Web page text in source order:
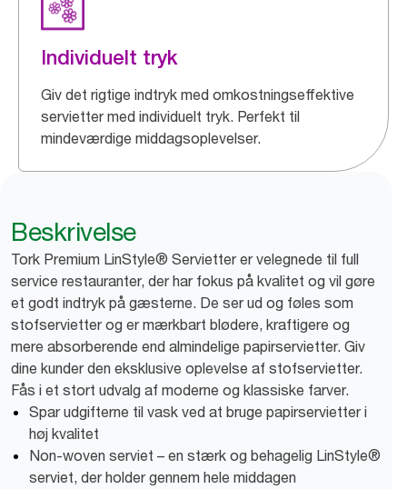
Individuelt tryk
Giv det rigtige indtryk med omkostningseffektive
servietter med individuelt tryk. Perfekt til
mindeværdige middagsoplevelser.
Beskrivelse
Tork Premium LinStyle® Servietter er velegnede til full
service restauranter, der har fokus på kvalitet og vil gøre
et godt indtryk på gæsterne. De ser ud og føles som
stofservietter og er mærkbart blødere, kraftigere og
mere absorberende end almindelige papirservietter. Giv
dine kunder den eksklusive oplevelse af stofservietter.
Fås i et stort udvalg af moderne og klassiske farver.
Spar udgifterne til vask ved at bruge papirservietter i
høj kvalitet
Non-woven serviet – en stærk og behagelig LinStyle®
serviet, der holder gennem hele middagen